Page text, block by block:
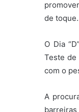
de toque..
O Dia
Teste de
com o
A
barreiras